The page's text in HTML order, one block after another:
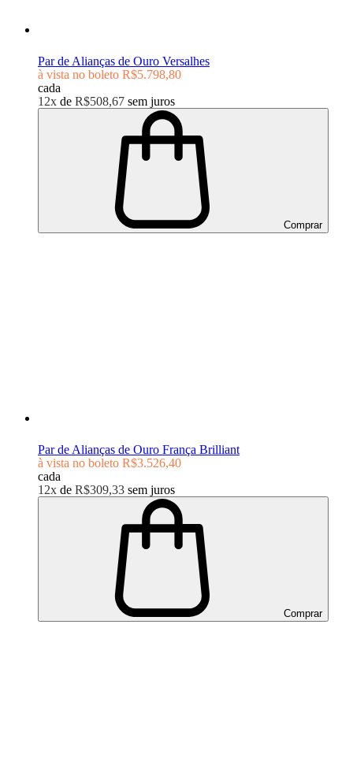
Par de Alianças de Ouro Versalhes
à vista no boleto R$5.798,80
cada
12x de R$508,67 sem juros
Comprar
Par de Alianças de Ouro França Brilliant
à vista no boleto R$3.526,40
cada
12x de R$309,33 sem juros
Comprar